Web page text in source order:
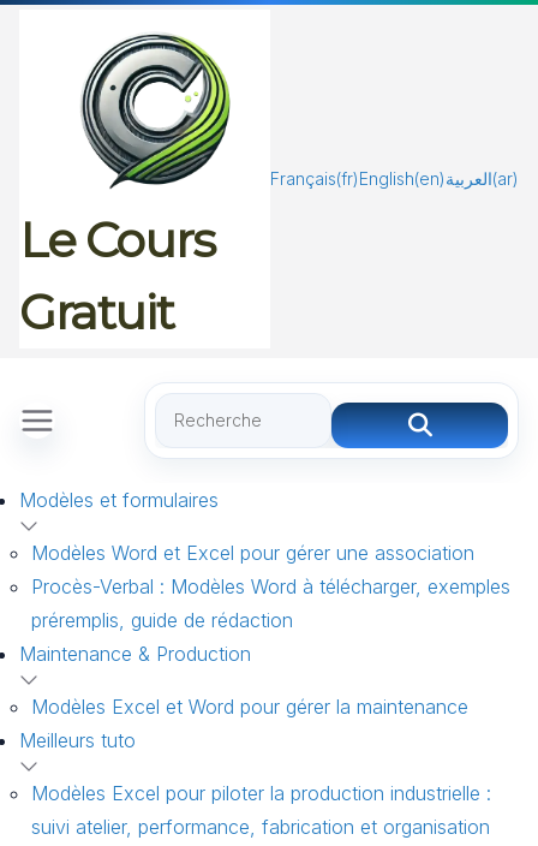
Le Cours
Gratuit
Français(fr) English(en)العربية(ar)
Modèles et formulaires
Modèles Word et Excel pour gérer une association
Procès-Verbal : Modèles Word à télécharger, exemples
préremplis, guide de rédaction
Maintenance & Production
Modèles Excel et Word pour gérer la maintenance
Meilleurs tuto
Modèles Excel pour piloter la production industrielle :
suivi atelier, performance, fabrication et organisation